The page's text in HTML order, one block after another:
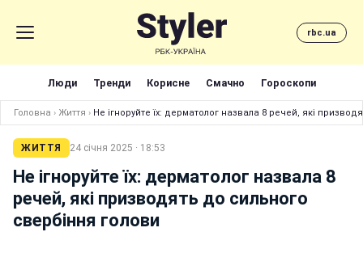
rbc.ua
Люди Тренди Корисне Смачно Гороскопи
Головна › Життя › Не ігноруйте їх: дерматолог назвала 8 речей, які
ЖИТТЯ 24 січня 2025 · 18:53
Не ігноруйте їх: дерматолог назвала 8
речей, які призводять до сильного
свербіння голови